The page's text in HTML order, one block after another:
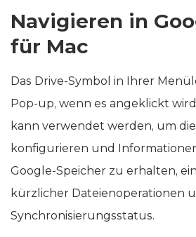
Navigieren in
für Mac
Das Drive-Symbol in Ihrer
Pop-up, wenn es angeklickt
kann verwendet werden, um
konfigurieren und
Google-Speicher zu erhalten,
kürzlicher Dateienoperationen
Synchronisierungsstatus.